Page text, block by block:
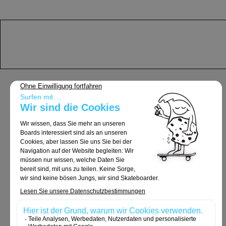
Support
Lieferung und Rücksendungen
Rechtliche Hinweise
Datenschutzrichtlinie
Kontaktieren Sie uns